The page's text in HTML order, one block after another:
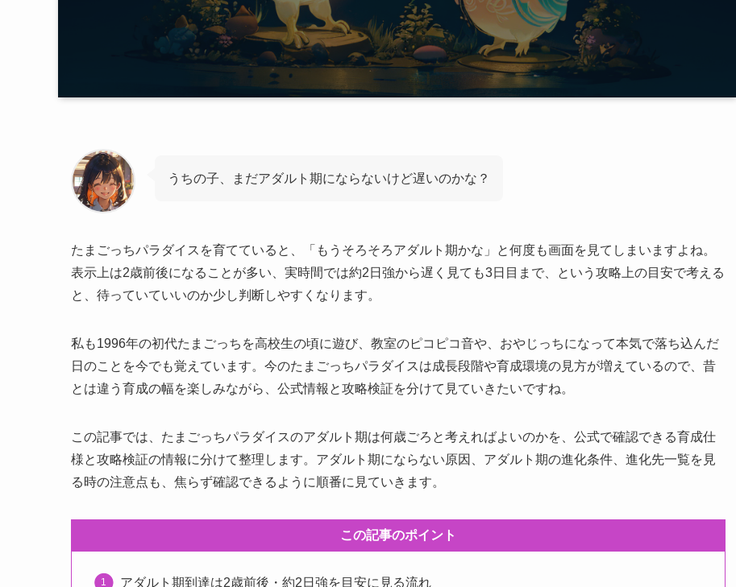
うちの子、まだアダルト期にならないけど遅いのかな？
たまごっちパラダイスを育てていると、「もうそろそろアダルト期かな」と何度も画面を見てしまいますよね。
表示上は2歳前後になることが多い、実時間では約2日強から遅く見ても3日目まで、という攻略上の目安で考える
と、待っていていいのか少し判断しやすくなります。
私も1996年の初代たまごっちを高校生の頃に遊び、教室のピコピコ音や、おやじっちになって本気で落ち込んだ
日のことを今でも覚えています。今のたまごっちパラダイスは成長段階や育成環境の見方が増えているので、昔
とは違う育成の幅を楽しみながら、公式情報と攻略検証を分けて見ていきたいですね。
この記事では、たまごっちパラダイスのアダルト期は何歳ごろと考えればよいのかを、公式で確認できる育成仕
様と攻略検証の情報に分けて整理します。アダルト期にならない原因、アダルト期の進化条件、進化先一覧を見
る時の注意点も、焦らず確認できるように順番に見ていきます。
この記事のポイント
アダルト期到達は2歳前後・約2日強を目安に見る流れ